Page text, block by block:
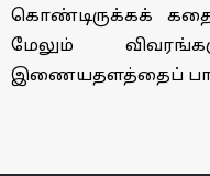
கொண்டிருக்கக்
மேலும்
இணையதளத்தைப்